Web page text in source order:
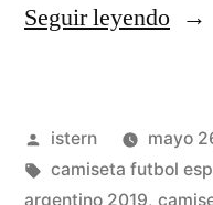
Seguir leyendo«betis
line
Publicado
por
istern mayo
Etiquetas:
camiseta futbol
argentino 2019,